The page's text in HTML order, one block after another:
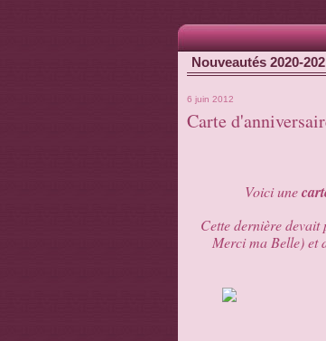
Nouveautés 2020-
6 juin 2012
Carte
Voici une
Cette dernière
Merci ma Belle) et